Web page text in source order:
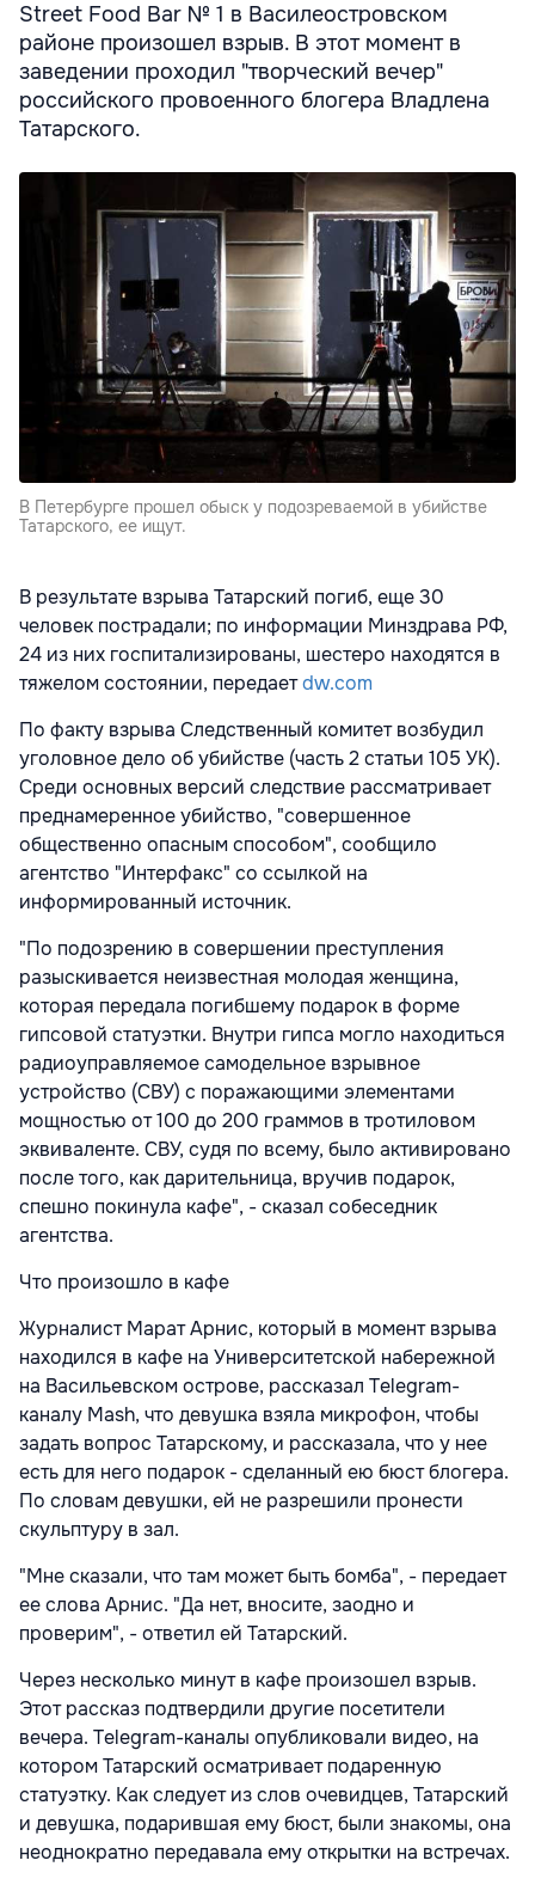
Street Food Bar № 1 в Василеостровском
районе произошел взрыв. В этот момент в
заведении проходил "творческий вечер"
российского провоенного блогера Владлена
Татарского.
В Петербурге прошел обыск у подозреваемой в убийстве
Татарского, ее ищут.
В результате взрыва Татарский погиб, еще 30
человек пострадали; по информации Минздрава РФ,
24 из них госпитализированы, шестеро находятся в
тяжелом состоянии, передаетdw.com
По факту взрыва Следственный комитет возбудил
уголовное дело об убийстве (часть 2 статьи 105 УК).
Среди основных версий следствие рассматривает
преднамеренное убийство, "совершенное
общественно опасным способом", сообщило
агентство "Интерфакс" со ссылкой на
информированный источник.
"По подозрению в совершении преступления
разыскивается неизвестная молодая женщина,
которая передала погибшему подарок в форме
гипсовой статуэтки. Внутри гипса могло находиться
радиоуправляемое самодельное взрывное
устройство (СВУ) с поражающими элементами
мощностью от 100 до 200 граммов в тротиловом
эквиваленте. СВУ, судя по всему, было активировано
после того, как дарительница, вручив подарок,
спешно покинула кафе", - сказал собеседник
агентства.
Что произошло в кафе
Журналист Марат Арнис, который в момент взрыва
находился в кафе на Университетской набережной
на Васильевском острове, рассказал Telegram-
каналу Mash, что девушка взяла микрофон, чтобы
задать вопрос Татарскому, и рассказала, что у нее
есть для него подарок - сделанный ею бюст блогера.
По словам девушки, ей не разрешили пронести
скульптуру в зал.
"Мне сказали, что там может быть бомба", - передает
ее слова Арнис. "Да нет, вносите, заодно и
проверим", - ответил ей Татарский.
Через несколько минут в кафе произошел взрыв.
Этот рассказ подтвердили другие посетители
вечера. Telegram-каналы опубликовали видео, на
котором Татарский осматривает подаренную
статуэтку. Как следует из слов очевидцев, Татарский
и девушка, подарившая ему бюст, были знакомы, она
неоднократно передавала ему открытки на встречах.